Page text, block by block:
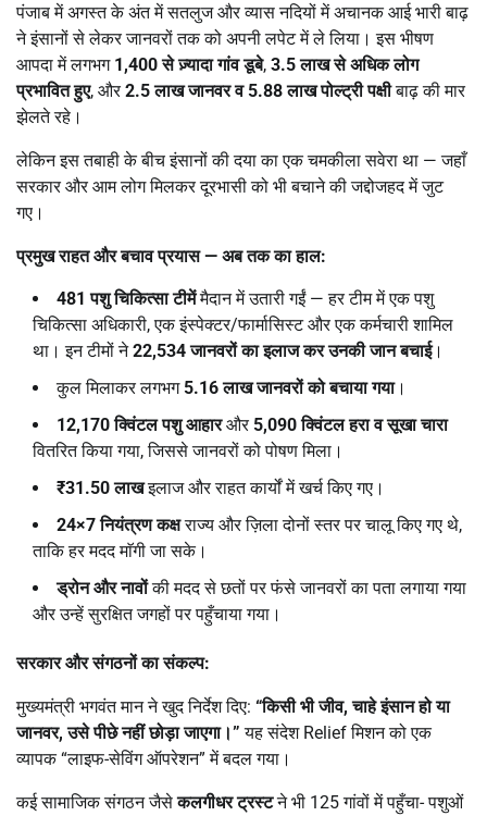
पंजाब में अगस्त के अंत में सतलुज और व्यास नदियों में अचानक आई भारी बाढ़
ने इंसानों से लेकर जानवरों तक को अपनी लपेट में ले लिया। इस भीषण
आपदा में लगभग 1,400से ज़्यादा गांव डूबे, 3.5लाख से अधिक लोग
प्रभावित हुए, और2.5लाख जानवर व5.88लाख पोल्ट्री पक्षीबाढ़ की मार
झेलते रहे।
लेकिन इस तबाही के बीच इंसानों की दया का एक चमकीला सवेरा था — जहाँ
सरकार और आम लोग मिलकर दूरभासी को भी बचाने की जद्दोजहद में जुट
गए।
प्रमुख राहत और बचाव प्रयास— अब तक का हाल:
481पशु चिकित्सा टीमेंमैदान में उतारी गईं — हर टीम में एक पशु
चिकित्सा अधिकारी, एक इंस्पेक्टर/फार्मासिस्ट और एक कर्मचारी शामिल
था। इन टीमों ने22,534जानवरों का इलाज कर उनकी जान बचाई।
कुल मिलाकर लगभग5.16लाख जानवरों को बचाया गया।
12,170क्विंटल पशु आहारऔर5,090क्विंटल हरा व सूखा चारा
वितरित किया गया, जिससे जानवरों को पोषण मिला।
₹31.50लाखइलाज और राहत कार्यों में खर्च किए गए।
24×7नियंत्रण कक्षराज्य और ज़िला दोनों स्तर पर चालू किए गए थे,
ताकि हर मदद माॅगी जा सके।
ड्रोन और नावोंकी मदद से छतों पर फंसे जानवरों का पता लगाया गया
और उन्हें सुरक्षित जगहों पर पहुँचाया गया।
सरकार और संगठनों का संकल्प:
मुख्यमंत्री भगवंत मान ने खुद निर्देश दिए: “किसी भी जीव,चाहे इंसान हो या
जानवर,उसे पीछे नहीं छोड़ा जाएगा।” यह संदेश Relief मिशन को एक
व्यापक “लाइफ-सेविंग ऑपरेशन” में बदल गया।
कई सामाजिक संगठन जैसेकलगीधर ट्रस्टने भी 125 गांवों में पहुँचा- पशुओं